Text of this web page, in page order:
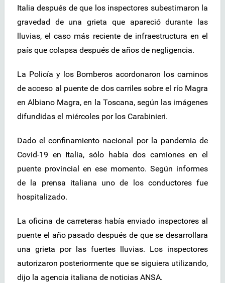
Italia después de que los inspectores subestimaron la
gravedad de una grieta que apareció durante las
lluvias, el caso más reciente de infraestructura en el
país que colapsa después de años de negligencia.
La Policía y los Bomberos acordonaron los caminos
de acceso al puente de dos carriles sobre el río Magra
en Albiano Magra, en la Toscana, según las imágenes
difundidas el miércoles por los Carabinieri.
Dado el confinamiento nacional por la pandemia de
Covid-19 en Italia, sólo había dos camiones en el
puente provincial en ese momento. Según informes
de la prensa italiana uno de los conductores fue
hospitalizado.
La oficina de carreteras había enviado inspectores al
puente el año pasado después de que se desarrollara
una grieta por las fuertes lluvias. Los inspectores
autorizaron posteriormente que se siguiera utilizando,
dijo la agencia italiana de noticias ANSA.